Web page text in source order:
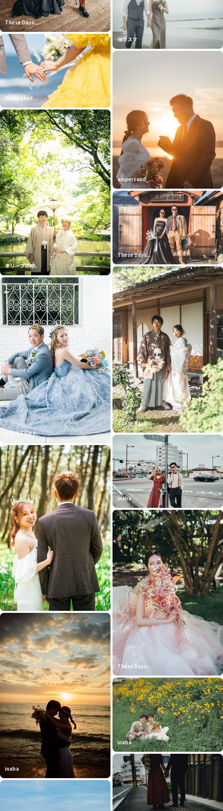
These Days...
forme phot...
オリーブの樹
COCOTIER P...
Feliz phot...
inaba
ヨウスケ
ampersand_...
These Days...
These Days...
inaba
These Days...
inaba